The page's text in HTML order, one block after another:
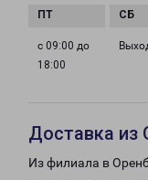
с 09:00 до
18:00
Доставка из
Из филиала в